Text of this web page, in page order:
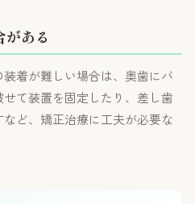
ある
着が難しい場合は、奥歯にバ
て装置を固定したり、差し歯
ど、矯正治療に工夫が必要な